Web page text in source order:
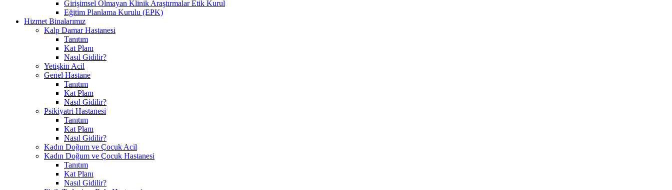
Girişimsel Olmayan Klinik Araştırmalar Etik Kurul
Eğitim Planlama Kurulu (EPK)
Hizmet Binalarımız
Kalp Damar Hastanesi
Tanıtım
Kat Planı
Nasıl Gidilir?
Yetişkin Acil
Genel Hastane
Tanıtım
Kat Planı
Nasıl Gidilir?
Psikiyatri Hastanesi
Tanıtım
Kat Planı
Nasıl Gidilir?
Kadın Doğum ve Çocuk Acil
Kadın Doğum ve Çocuk Hastanesi
Tanıtım
Kat Planı
Nasıl Gidilir?